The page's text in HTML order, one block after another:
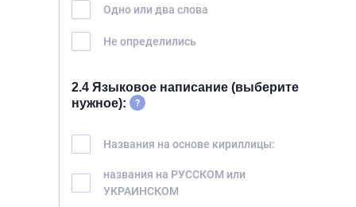
Одно или два слова
Не определились
2.4 Языковое написание (выберите
нужное):
Названия на основе кириллицы:
названия на РУССКОМ или
УКРАИНСКОМ